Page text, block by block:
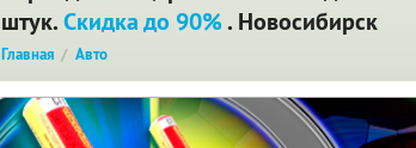
штук.Скидка до 90%. Новосибирск
Главная Авто